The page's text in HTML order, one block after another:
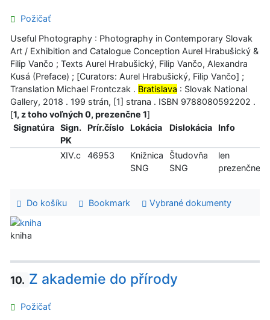
Požičať
Useful Photography : Photography in Contemporary Slovak
Art / Exhibition and Catalogue Conception Aurel Hrabušický &
Filip Vančo ; Texts Aurel Hrabušický, Filip Vančo, Alexandra
Kusá (Preface) ; [Curators: Aurel Hrabušický, Filip Vančo] ;
Translation Michael Frontczak . Bratislava : Slovak National
Gallery, 2018 . 199 strán, [1] strana . ISBN 9788080592202 .
[1, z toho voľných 0, prezenčne 1]
Signatúra
Sign.
PK
Prír.číslo Lokácia Dislokácia Info
XIV.c 46953
Knižnica
SNG
Študovňa
SNG
len
prezenčne
Do košíku Bookmark Vybrané dokumenty
kniha
10. Z akademie do přírody
Požičať